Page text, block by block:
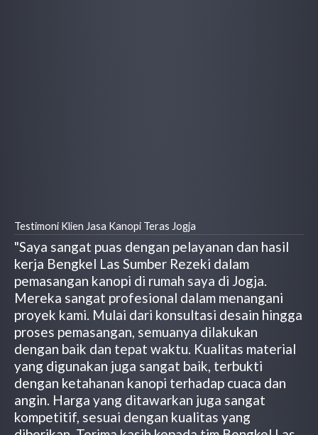
Testimoni Klien Jasa Kanopi Teras Jogja
"Saya sangat puas dengan pelayanan dan hasil
kerja Bengkel Las Sumber Rezeki dalam
pemasangan kanopi di rumah saya di Jogja.
Mereka sangat profesional dalam menangani
proyek kami. Mulai dari konsultasi desain hingga
proses pemasangan, semuanya dilakukan
dengan baik dan tepat waktu. Kualitas material
yang digunakan juga sangat baik, terbukti
dengan ketahanan kanopi terhadap cuaca dan
angin. Harga yang ditawarkan juga sangat
kompetitif, sesuai dengan kualitas yang